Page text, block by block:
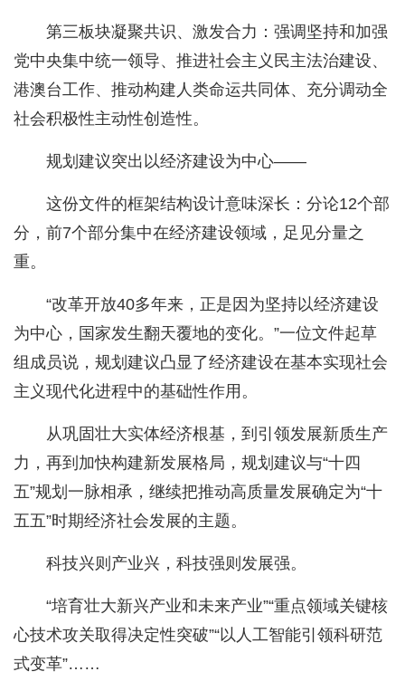
第三板块凝聚共识、激发合力：强调坚持和加强
党中央集中统一领导、推进社会主义民主法治建设、
港澳台工作、推动构建人类命运共同体、充分调动全
社会积极性主动性创造性。
规划建议突出以经济建设为中心——
这份文件的框架结构设计意味深长：分论12个部
分，前7个部分集中在经济建设领域，足见分量之
重。
“改革开放40多年来，正是因为坚持以经济建设
为中心，国家发生翻天覆地的变化。”一位文件起草
组成员说，规划建议凸显了经济建设在基本实现社会
主义现代化进程中的基础性作用。
从巩固壮大实体经济根基，到引领发展新质生产
力，再到加快构建新发展格局，规划建议与“十四
五”规划一脉相承，继续把推动高质量发展确定为“十
五五”时期经济社会发展的主题。
科技兴则产业兴，科技强则发展强。
“培育壮大新兴产业和未来产业”“重点领域关键核
心技术攻关取得决定性突破”“以人工智能引领科研范
式变革”……